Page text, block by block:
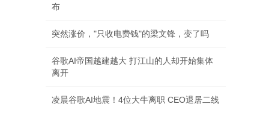
布
突然涨价，"只收电费钱"的梁文锋，变了吗
谷歌AI帝国越建越大 打江山的人却开始集体
离开
凌晨谷歌AI地震！4位大牛离职 CEO退居二线